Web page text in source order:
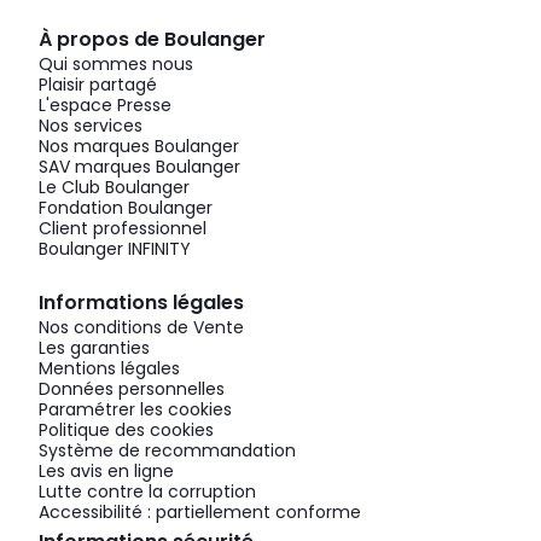
À propos de Boulanger
Qui sommes nous
Plaisir partagé
L'espace Presse
Nos services
Nos marques Boulanger
SAV marques Boulanger
Le Club Boulanger
Fondation Boulanger
Client professionnel
Boulanger INFINITY
Informations légales
Nos conditions de Vente
Les garanties
Mentions légales
Données personnelles
Paramétrer les cookies
Politique des cookies
Système de recommandation
Les avis en ligne
Lutte contre la corruption
Accessibilité : partiellement conforme